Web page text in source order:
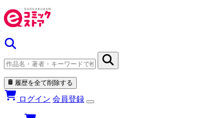
履歴を全て削除する
ログイン 会員登録